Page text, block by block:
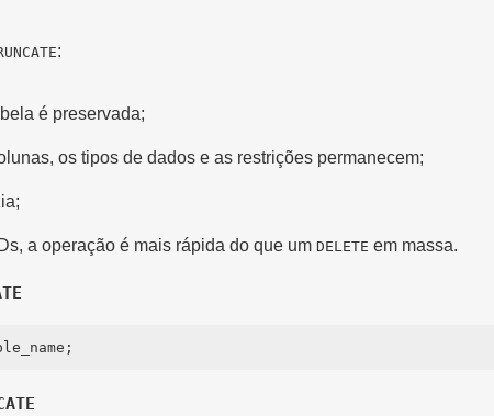
:
é preservada;
os tipos de dados e as restrições permanecem;
a operação é mais rápida do que um DELETE em massa.